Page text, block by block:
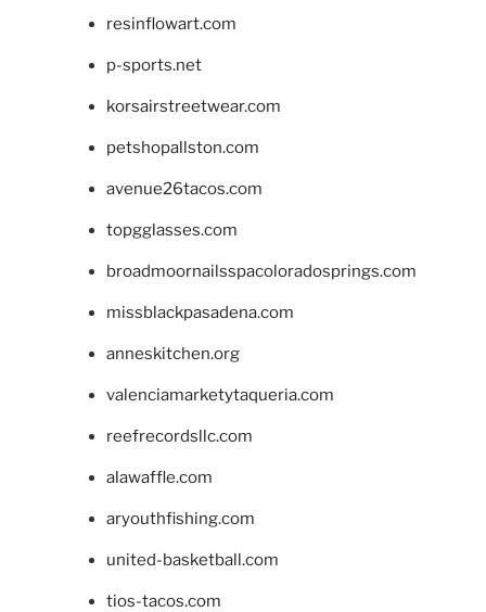
resinflowart.com
p-sports.net
korsairstreetwear.com
petshopallston.com
avenue26tacos.com
topgglasses.com
broadmoornailsspacoloradosprings.com
missblackpasadena.com
anneskitchen.org
valenciamarketytaqueria.com
reefrecordsllc.com
alawaffle.com
aryouthfishing.com
united-basketball.com
tios-tacos.com